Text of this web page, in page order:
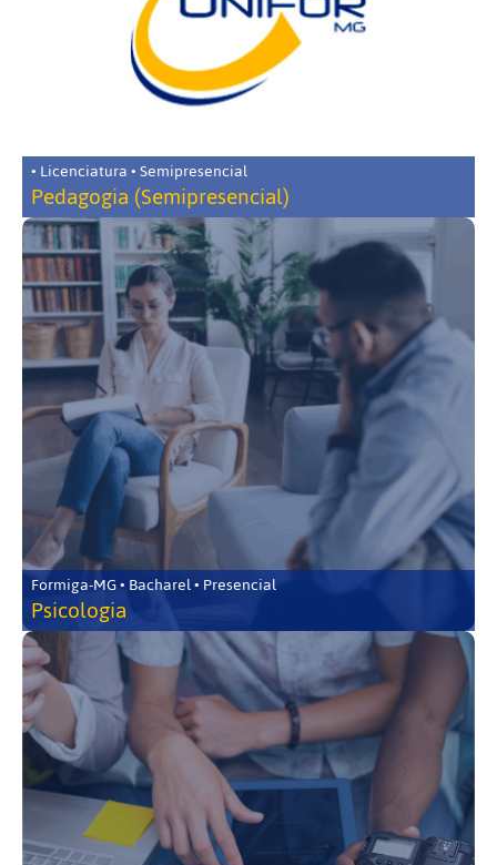
• Licenciatura • Semipresencial
Pedagogia (Semipresencial)
Formiga-MG • Bacharel • Presencial
Psicologia